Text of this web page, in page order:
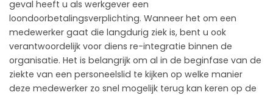
geval heeft u als werkgever een
loondoorbetalingsverplichting. Wanneer het om een
medewerker gaat die langdurig ziek is, bent u ook
verantwoordelijk voor diens re-integratie binnen de
organisatie. Het is belangrijk om al in de beginfase van de
ziekte van een personeelslid te kijken op welke manier
deze medewerker zo snel mogelijk terug kan keren op de